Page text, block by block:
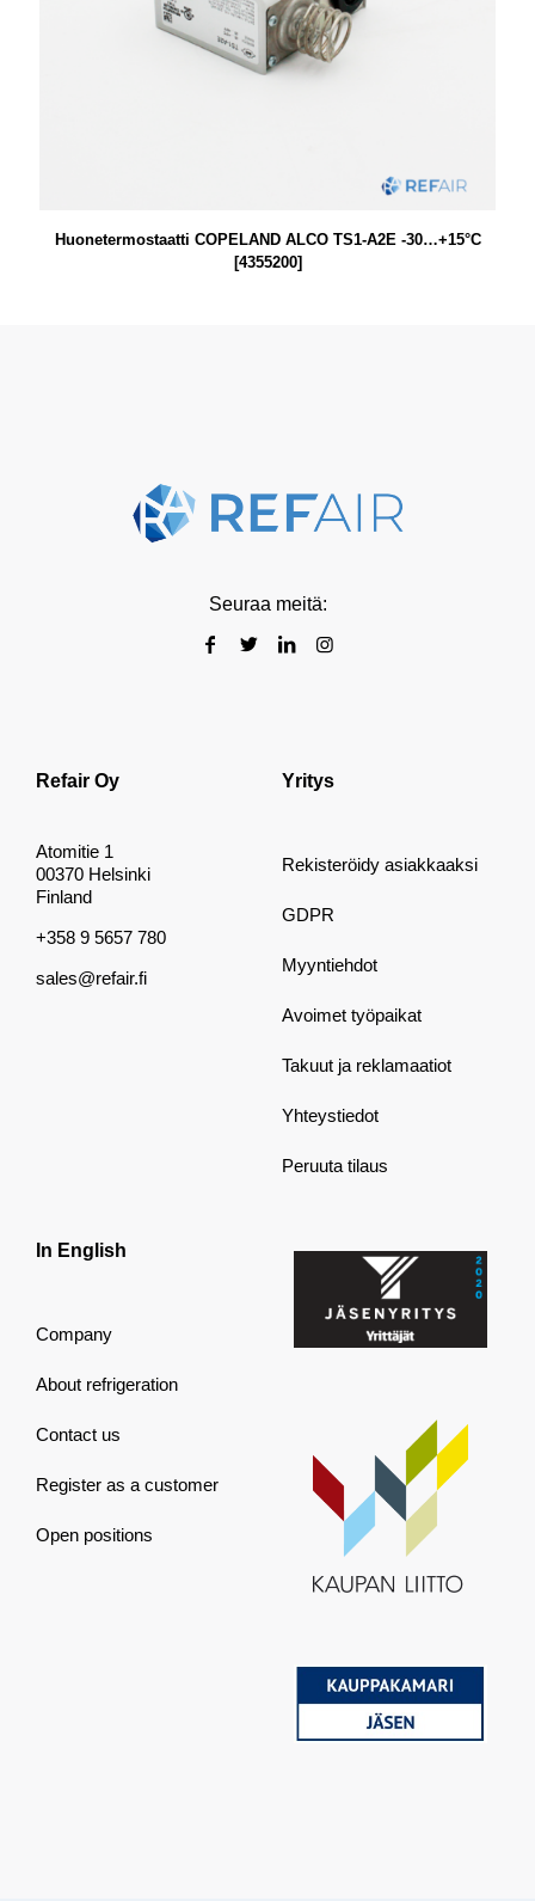
Huonetermostaatti COPELAND ALCO TS1-A2E -30…+15°C
[4355200]
Seuraa meitä:
Refair Oy
Atomitie 1
00370 Helsinki
Finland
+358 9 5657 780
sales@refair.fi
Yritys
Rekisteröidy asiakkaaksi
GDPR
Myyntiehdot
Avoimet työpaikat
Takuut ja reklamaatiot
Yhteystiedot
Peruuta tilaus
In English
Company
About refrigeration
Contact us
Register as a customer
Open positions